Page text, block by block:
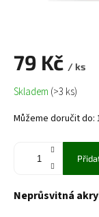
79 Kč / ks
Měrná
cena:
Skladem (>3 ks)
Můžeme doručit do:
Neprůsvitná